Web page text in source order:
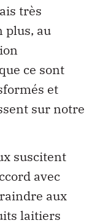
très
plus, au
ce sont
et
sur notre
suscitent
avec
aux
laitiers